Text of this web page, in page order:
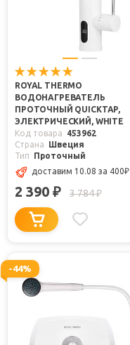
ROYAL THERMO
ВОДОНАГРЕВАТЕЛЬ
ПРОТОЧНЫЙ QUICKTAP,
ЭЛЕКТРИЧЕСКИЙ, WHITE
Код товара
453962
Страна
Швеция
Тип
Проточный
доставим 10.08 за 400₽
2 390 ₽ 3 784₽
-44%